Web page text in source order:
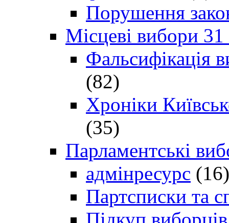
Порушення
Місцеві вибори
Фальсифікація
(82)
Хроніки
(35)
Парламентські
адмінресурс (16)
Партсписки та